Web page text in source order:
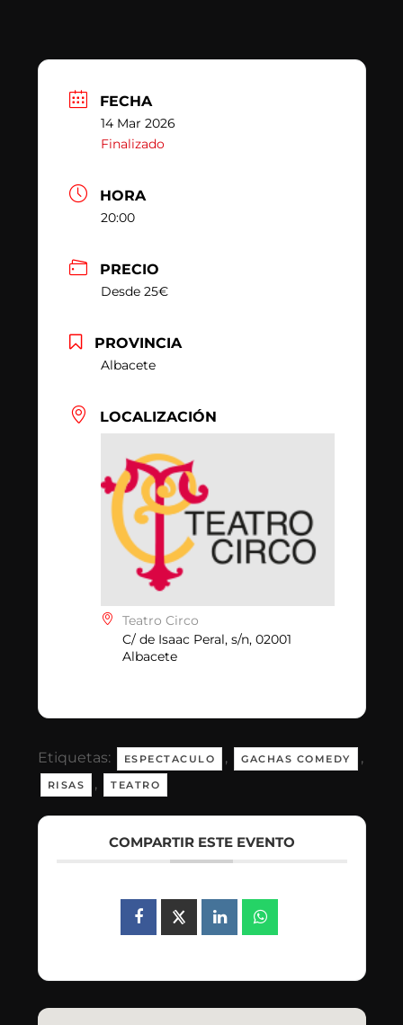
FECHA
14 Mar 2026
Finalizado
HORA
20:00
PRECIO
Desde 25€
PROVINCIA
Albacete
LOCALIZACIÓN
Teatro Circo
C/ de Isaac Peral, s/n, 02001
Albacete
Etiquetas: ESPECTACULO , GACHAS COMEDY ,
RISAS , TEATRO
COMPARTIR ESTE EVENTO